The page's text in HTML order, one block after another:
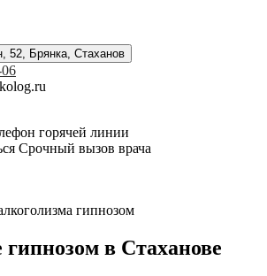
52, Брянка, Стаханов
горячей линии
Срочный вызов врача
гипнозом
гипнозом в Стаханове